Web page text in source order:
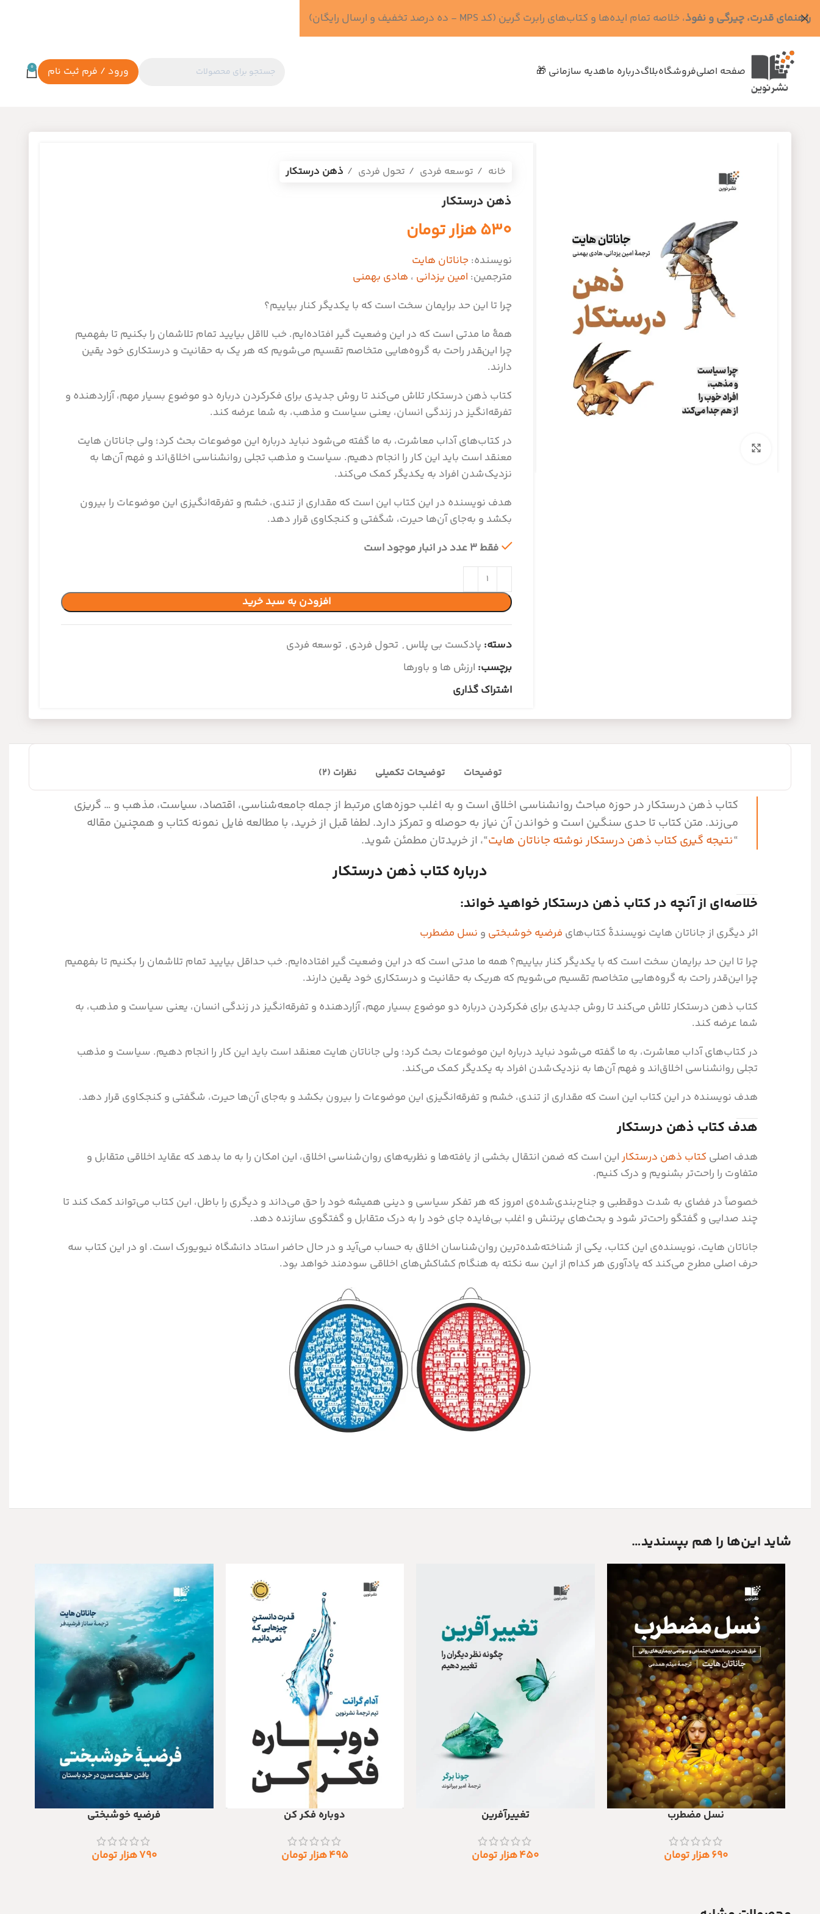
صفحه اصلیفروشگاهبلاگدرباره ماهدیه سازمانی 🎁 ورود / فرم ثبت نام 0
خانه توسعه فردی تحول فردی ذهن درستکار
ذهن درستکار
۵۳۰هزار تومان
نویسنده:جاناتان هایت
مترجمین: امین یزدانی ، هادی بهمنی
چرا تا این حد برایمان سخت است که با یکدیگر کنار بیاییم؟
همۀ ما مدتی است که در این وضعیت گیر افتاده‌ایم. خب لااقل بیایید تمام تلاشمان را بکنیم تا بفهمیم
چرا این‌‍قدر راحت به گروه‌هایی متخاصم تقسیم می‌شویم که هر یک به حقانیت و درستکاری خود یقین
دارند.
کتاب ذهن درستکار تلاش می‌کند تا روش جدیدی برای فکر‌کردن درباره دو موضوع بسیار مهم، آزاردهنده و
تفرقه‌انگیز در زندگی انسان، یعنی سیاست و مذهب، به شما عرضه کند.
در کتاب‌های آداب معاشرت، به ما گفته می‌شود نباید درباره این موضوعات بحث کرد؛ ولی جاناتان هایت
معنقد است باید این کار را انجام دهیم. سیاست و مذهب تجلی روانشناسی اخلاق‌اند و فهم آن‌ها به
نزدیک‌شدن افراد به یکدیگر کمک می‌کند.
هدف نویسنده در این کتاب این است که مقداری از تندی، خشم و تفرقه‌انگیزی این موضوعات را بیرون
بکشد و به‌جای آن‌ها حیرت، شگفتی و کنجکاوی قرار دهد.
فقط 3 عدد در انبار موجود است
افزودن به سبد خرید
دسته: پادکست بی پلاس, تحول فردی, توسعه فردی
برچسب: ارزش ها و باورها
اشتراک گذاری
توضیحات توضیحات تکمیلی نظرات (2)
کتاب ذهن درستکار در حوزه مباحث روانشناسی اخلاق است و به اغلب حوزه‌های مرتبط از جمله جامعه‌شناسی، اقتصاد، سیاست، مذهب و … گریزی
می‌زند. متن کتاب تا حدی سنگین است و خواندن آن نیاز به حوصله و تمرکز دارد. لطفا قبل از خرید، با مطالعه فایل نمونه کتاب و همچنین مقاله
“نتیجه گیری کتاب ذهن درستکار نوشته جاناتان هایت“، از خریدتان مطمئن شوید.
درباره کتاب ذهن درستکار
خلاصه‌ای از آنچه در کتاب ذهن درستکار خواهید خواند:
اثر دیگری از جاناتان هایت نویسندۀ کتاب‌های فرضیه خوشبختی و نسل مضطرب
چرا تا این حد برایمان سخت است که با یکدیگر کنار بیاییم؟ همه ما مدتی است که در این وضعیت گیر افتاده‌ایم. خب حداقل بیایید تمام تلاشمان را بکنیم تا بفهمیم
چرا این‌قدر راحت به گروه‌هایی متخاصم تقسیم می‌شویم که هریک به حقانیت و درستکاری خود یقین دارند.
کتاب ذهن درستکار تلاش می‌کند تا روش جدیدی برای فکر‌کردن درباره دو موضوع بسیار مهم، آزاردهنده و تفرقه‌انگیز در زندگی انسان، یعنی سیاست و مذهب، به
شما عرضه کند.
در کتاب‌های آداب معاشرت، به ما گفته می‌شود نباید درباره این موضوعات بحث کرد؛ ولی جاناتان هایت معنقد است باید این کار را انجام دهیم. سیاست و مذهب
تجلی روانشناسی اخلاق‌اند و فهم آن‌ها به نزدیک‌شدن افراد به یکدیگر کمک می‌کند.
هدف نویسنده در این کتاب این است که مقداری از تندی، خشم و تفرقه‌انگیزی این موضوعات را بیرون بکشد و به‌جای آن‌ها حیرت، شگفتی و کنجکاوی قرار دهد.
هدف کتاب ذهن درستکار
هدف اصلی کتاب ذهن درستکاراین است که ضمن انتقال بخشی از یافته‌ها و نظریه‌های روان‌شناسی اخلاق، این امکان را به ما بدهد که عقاید اخلاقی متقابل و
متفاوت را راحت‌تر بشنویم و درک کنیم.
خصوصاً در فضای به شدت دوقطبی و جناح‌بندی‌شده‌ی امروز که ‌هر تفکر سیاسی و دینی همیشه خود را حق می‌داند و دیگری را باطل، این کتاب می‌تواند کمک کند تا
چند صدایی و گفتگو راحت‌تر شود و بحث‌های پرتنش و اغلب بی‌فایده‌ جای خود را به درک متقابل و گفتگوی سازنده دهد.
جاناتان هایت، نویسنده‌ی این کتاب، یکی از شناخته‌شده‌ترین روان‌شناسان اخلاق به حساب می‌آید و در حال حاضر استاد دانشگاه نیویورک است. او در این کتاب سه
حرف اصلی مطرح می‌کند که یادآوری هر کدام از این سه نکته به هنگام کشاکش‌های اخلاقی سودمند خواهد بود.
شاید این‌ها را هم بپسندید
افزودن به سبد خریدنسل مضطرب
۶۹۰هزار تومان
افزودن به سبد خریدتغییرآفرین
۴۵۰هزار تومان
افزودن به سبد خریددوباره فکر کن
۴۹۵هزار تومان
افزودن به سبد خریدفرضیه خوشبختی
۷۹۰هزار تومان
راهنمای قدرت، چیرگی و نفوذ، خلاصه تمام ایده‌ها و کتاب‌های رابرت گرین (کد MPS - ده درصد تخفیف و ارسال رایگان)